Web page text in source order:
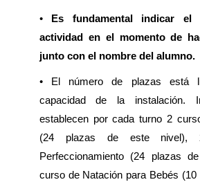
•
Es fundamental indicar
actividad en el momento de
junto con el nombre del alumno.
• El número de plazas está
capacidad de la instalación.
establecen por cada turno 2
(24 plazas de este nivel),
Perfeccionamiento (24 plazas
curso de Natación para Bebés